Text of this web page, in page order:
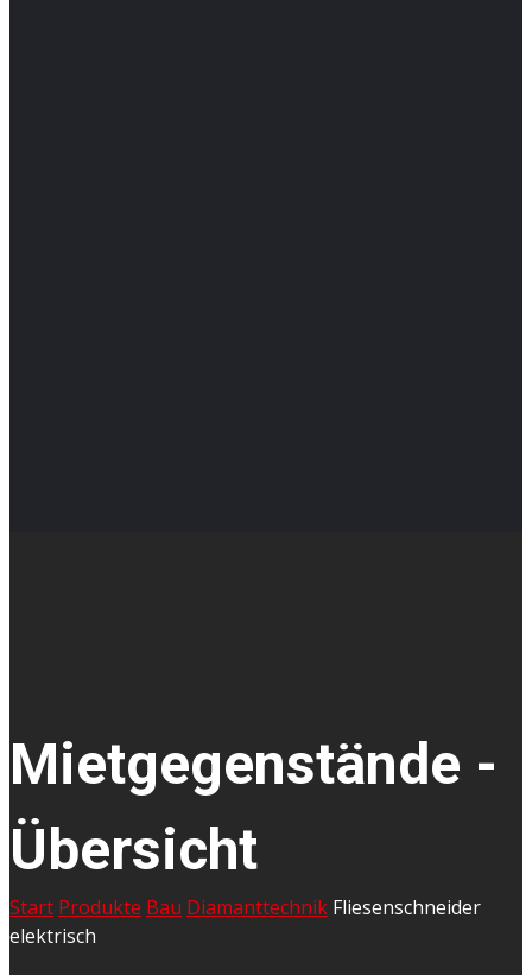
Mietgegenstände -
Übersicht
Start Produkte Bau Diamanttechnik Fliesenschneider
elektrisch